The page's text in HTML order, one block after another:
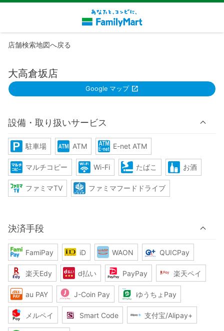
店舗検索地図へ戻る
大高倉坂店
Google マップ
設備・取り扱いサービス
駐車場 ATM E-net ATM
マルチコピー Wi-Fi たばこ お酒
ファミマTV ファミマフードドライブ
決済手段
FamiPay iD WAON QUICPay
楽天Edy d払い PayPay 楽天ペイ
au PAY J-Coin Pay ゆうちょPay
メルペイ Smart Code 支付宝/Alipay+